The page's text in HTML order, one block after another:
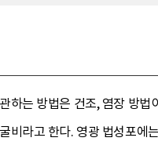
하는 방법은 건조, 염장 방
비라고 한다. 영광 법성포